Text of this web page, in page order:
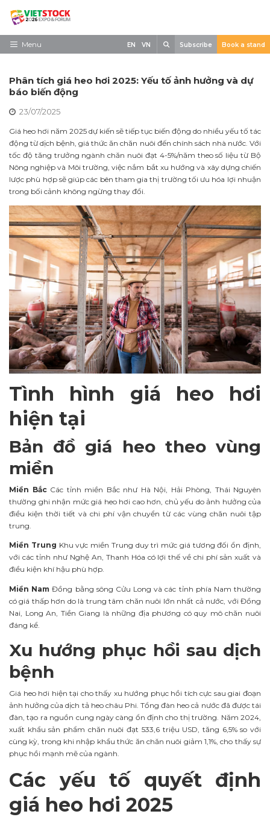
Skip
contentMenu
Về triển lãm
Trưng Bày
Tham Quan
Tin tức
Liên Hệ
EN VN Subscribe Book a stand
Phân tích giá heo hơi 2025: Yếu tố ảnh hưởng và dự
báo biến động
23/07/2025
Giá heo hơi năm 2025 dự kiến sẽ tiếp tục biến động do nhiều yếu tố tác
động từ dịch bệnh, giá thức ăn chăn nuôi đến chính sách nhà nước. Với
tốc độ tăng trưởng ngành chăn nuôi đạt 4-5%/năm theo số liệu từ Bộ
Nông nghiệp và Môi trường, việc nắm bắt xu hướng và xây dựng chiến
lược phù hợp sẽ giúp các bên tham gia thị trường tối ưu hóa lợi nhuận
trong bối cảnh không ngừng thay đổi.
Tình hình giá heo hơi
hiện tại
Bản đồ giá heo theo vùng
miền
Miền BắcCác tỉnh miền Bắc như Hà Nội, Hải Phòng, Thái Nguyên
thường ghi nhận mức giá heo hơi cao hơn, chủ yếu do ảnh hưởng của
điều kiện thời tiết và chi phí vận chuyển từ các vùng chăn nuôi tập
trung.
Miền Trung Khu vực miền Trung duy trì mức giá tương đối ổn định,
với các tỉnh như Nghệ An, Thanh Hóa có lợi thế về chi phí sản xuất và
điều kiện khí hậu phù hợp.
Miền Nam Đồng bằng sông Cửu Long và các tỉnh phía Nam thường
có giá thấp hơn do là trung tâm chăn nuôi lớn nhất cả nước, với Đồng
Nai, Long An, Tiền Giang là những địa phương có quy mô chăn nuôi
đáng kể.
Xu hướng phục hồi sau dịch
bệnh
Giá heo hơi hiện tại cho thấy xu hướng phục hồi tích cực sau giai đoạn
ảnh hưởng của dịch tả heo châu Phi. Tổng đàn heo cả nước đã được tái
đàn, tạo ra nguồn cung ngày càng ổn định cho thị trường. Năm 2024,
xuất khẩu sản phẩm chăn nuôi đạt 533,6 triệu USD, tăng 6,5% so với
cùng kỳ, trong khi nhập khẩu thức ăn chăn nuôi giảm 1,1%, cho thấy sự
phục hồi mạnh mẽ của ngành.
Các yếu tố quyết định
giá heo hơi 2025